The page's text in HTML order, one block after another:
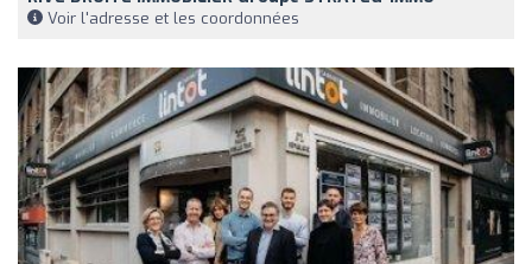
Voir l'adresse et les coordonnées